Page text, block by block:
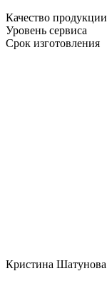
Качество продукции
Уровень сервиса
Срок изготовления
Кристина Шатунова